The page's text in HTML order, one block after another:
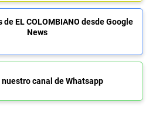
EL COLOMBIANO desde Google
News
nuestro canal de Whatsapp